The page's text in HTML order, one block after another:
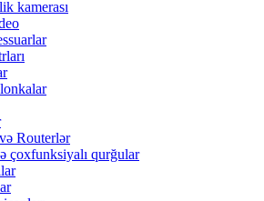
kamerası
Routerlər
çoxfunksiyalı qurğular